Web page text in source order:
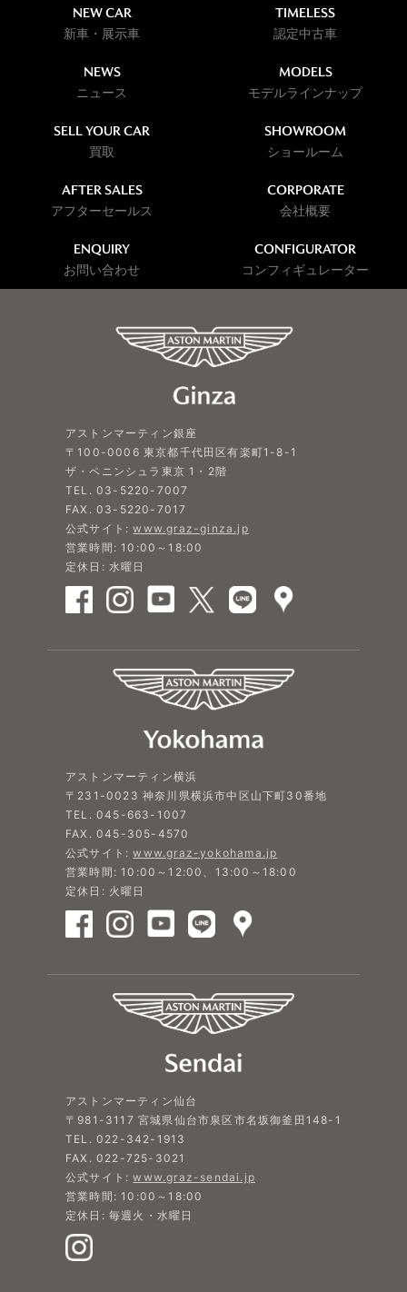
NEW CAR
新車・展示車
TIMELESS
認定中古車
NEWS
ニュース
MODELS
モデルラインナップ
SELL YOUR CAR
買取
SHOWROOM
ショールーム
AFTER SALES
アフターセールス
CORPORATE
会社概要
ENQUIRY
お問い合わせ
CONFIGURATOR
コンフィギュレーター
アストンマーティン銀座
〒100-0006 東京都千代田区有楽町1-8-1
ザ・ペニンシュラ東京 1・2階
TEL. 03-5220-7007
FAX. 03-5220-7017
公式サイト:www.graz-ginza.jp
営業時間: 10:00～18:00
定休日: 水曜日
アストンマーティン横浜
〒231-0023 神奈川県横浜市中区山下町30番地
TEL. 045-663-1007
FAX. 045-305-4570
公式サイト:www.graz-yokohama.jp
営業時間: 10:00～12:00、13:00～18:00
定休日: 火曜日
アストンマーティン仙台
〒981-3117 宮城県仙台市泉区市名坂御釜田148-1
TEL. 022-342-1913
FAX. 022-725-3021
公式サイト:www.graz-sendai.jp
営業時間: 10:00～18:00
定休日: 毎週火・水曜日